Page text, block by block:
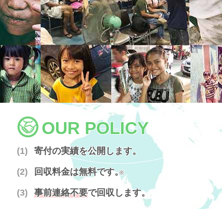
OUR POLICY
寄付の実績を公開します。
回収料金は無料です。
※
事前連絡不要で回収します。